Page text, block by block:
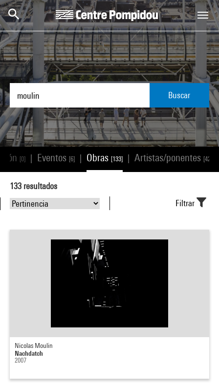
Skip to main content
Centre Pompidou
Buscar
[0] Eventos [6] Obras [133] Artistas/ponentes [42]
133 resultados
Filtrar
Nicolas Moulin
Nachdatch
2007